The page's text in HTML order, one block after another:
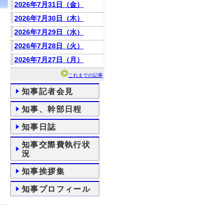
2026年7月31日（金）
2026年7月30日（木）
2026年7月29日（水）
2026年7月28日（火）
2026年7月27日（月）
これまでの記事
知事記者会見
知事、幹部日程
知事日誌
知事交際費執行状
況
知事挨拶集
知事プロフィール